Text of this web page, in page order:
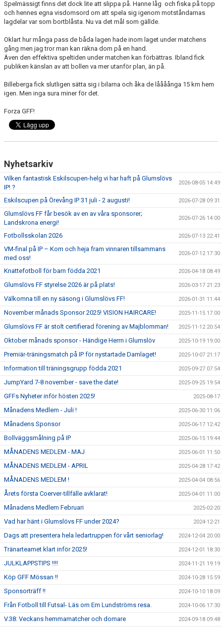
Spelmässigt finns det dock lite att slippa på. Hanne låg och fiska på topp
och hennes egna visdomsord om att spela sig igenom motståndarnas
lagdelar var som bortblåsta. Nu va det mål som gällde.
Oklart hur många pass de båda lagen hade inom laget under matchens
gång men jag tror man kan räkna dom på en hand.
Även den effektiva speltiden under matchen kan förbättras. Ibland fick
publiken känslan av att bollen va mer utanför plan, än på.
Billeberga fick slutligen sätta sig i bilarna och åka de låååånga 15 km hem
igen. Men inga sura miner för det.
Forza GFF!
Nyhetsarkiv
Vilken fantastisk Eskilscupen-helg vi har haft på Glumslövs
IP! ?
2026-08-05 14:49
Eskilscupen på Örevång IP 31 juli - 2 augusti! 2026-07-28 09:31
Glumslövs FF får besök av en av våra sponsorer;
Landskrona energi!
2026-07-26 14:00
Fotbollsskolan 2026 2026-07-13 22:41
VM-final på IP – Kom och heja fram vinnaren tillsammans
med oss!
2026-07-12 17:30
Knattefotboll för barn födda 2021 2026-04-18 08:49
Glumslövs FF styrelse 2026 är på plats! 2026-03-17 21:23
Välkomna till en ny säsong i Glumslövs FF! 2026-01-31 11:44
November månads Sponsor 2025! VISION HAIRCARE! 2025-11-15 17:00
Glumslövs FF är stolt certifierad förening av Majblomman! 2025-11-12 20:54
Oktober månads sponsor - Händige Herrn i Glumslöv 2025-10-19 19:00
Premiär-träningsmatch på IP för nystartade Damlaget! 2025-10-07 21:17
Information till träningsgrupp födda 2021 2025-09-27 07:54
JumpYard 7-8 november - save the date! 2025-09-25 19:54
GFFs Nyheter inför hösten 2025! 2025-08-17
Månadens Medlem - Juli ! 2025-06-30 11:06
Månadens Sponsor 2025-06-17 12:42
Bollväggsmålning på IP 2025-06-15 19:44
MÅNADENS MEDLEM - MAJ 2025-06-01 11:50
MÅNADENS MEDLEM - APRIL 2025-04-28 17:42
MÅNADENS MEDLEM ! 2025-04-04 08:56
Årets första Coerver-tillfälle avklarat! 2025-04-01 11:00
Månadens Medlem Februari 2025-02-20
Vad har hänt i Glumslövs FF under 2024? 2024-12-21
Dags att presentera hela ledartruppen för vårt seniorlag! 2024-12-04 20:00
Tränarteamet klart inför 2025! 2024-12-01 18:30
JULKLAPPSTIPS !!!! 2024-11-21 19:19
Köp GFF Mössan !! 2024-10-28 15:59
Sponsorträff !! 2024-10-10 18:09
Från Fotboll till Futsal- Läs om Em Lundströms resa. 2024-10-06 17:30
V.38: Veckans hemmamatcher och domare 2024-09-18 09:48